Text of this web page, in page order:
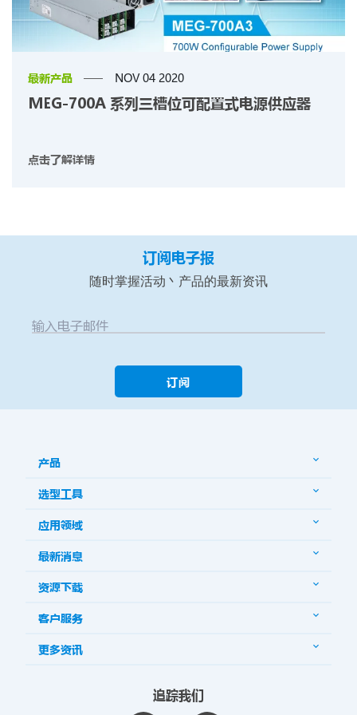
最新产品 NOV 04 2020
MEG-700A 系列三槽位可配置式电源供应器
点击了解详情
订阅电子报
随时掌握活动丶产品的最新资讯
输入电子邮件
订阅
产品
选型工具
应用领域
最新消息
资源下载
客户服务
更多资讯
追踪我们